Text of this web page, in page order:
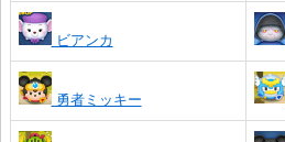
ビアンカ
勇者ミッキー